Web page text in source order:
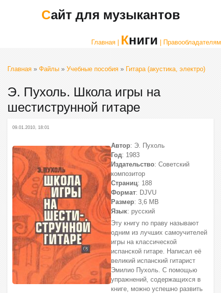
Сайт для музыкантов
Главная | Книги | Правообладателям
Главная » Файлы » Учебные пособия » Гитара (акустика, электро)
Э. Пухоль. Школа игры на
шестиструнной гитаре
09.01.2010, 18:01
Автор: Э. Пухоль
Год: 1983
Издательство: Советский
композитор
Страниц: 188
Формат: DJVU
Размер: 3,6 МВ
Язык: русский
Эту книгу по праву называют
одним из лучших самоучителей
игры на классической
испанской гитаре. Написал её
великий испанский гитарист
Эмилио Пухоль. С помощью
упражнений, содержащихся в
книге, можно успешно развить